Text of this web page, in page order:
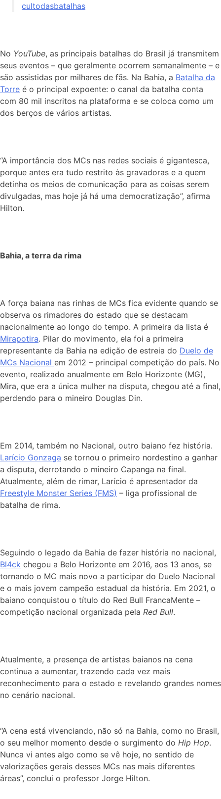
cultodasbatalhas
No YouTube, as principais batalhas do Brasil já transmitem
seus eventos – que geralmente ocorrem semanalmente – e
são assistidas por milhares de fãs. Na Bahia, a Batalha da
Torre é o principal expoente: o canal da batalha conta
com 80 mil inscritos na plataforma e se coloca como um
dos berços de vários artistas.
“A importância dos MCs nas redes sociais é gigantesca,
porque antes era tudo restrito às gravadoras e a quem
detinha os meios de comunicação para as coisas serem
divulgadas, mas hoje já há uma democratização”, afirma
Hilton.
Bahia, a terra da rima
A força baiana nas rinhas de MCs fica evidente quando se
observa os rimadores do estado que se destacam
nacionalmente ao longo do tempo. A primeira da lista é
Mirapotira. Pilar do movimento, ela foi a primeira
representante da Bahia na edição de estreia do Duelo de
MCs Nacional em 2012 – principal competição do país. No
evento, realizado anualmente em Belo Horizonte (MG),
Mira, que era a única mulher na disputa, chegou até a final,
perdendo para o mineiro Douglas Din.
Em 2014, também no Nacional, outro baiano fez história.
Larício Gonzaga se tornou o primeiro nordestino a ganhar
a disputa, derrotando o mineiro Capanga na final.
Atualmente, além de rimar, Larício é apresentador da
Freestyle Monster Series (FMS) – liga profissional de
batalha de rima.
Seguindo o legado da Bahia de fazer história no nacional,
Bl4ck chegou a Belo Horizonte em 2016, aos 13 anos, se
tornando o MC mais novo a participar do Duelo Nacional
e o mais jovem campeão estadual da história. Em 2021, o
baiano conquistou o título do Red Bull FrancaMente –
competição nacional organizada pela Red Bull.
Atualmente, a presença de artistas baianos na cena
continua a aumentar, trazendo cada vez mais
reconhecimento para o estado e revelando grandes nomes
no cenário nacional.
“A cena está vivenciando, não só na Bahia, como no Brasil,
o seu melhor momento desde o surgimento do Hip Hop.
Nunca vi antes algo como se vê hoje, no sentido de
valorizações gerais desses MCs nas mais diferentes
áreas”, conclui o professor Jorge Hilton.